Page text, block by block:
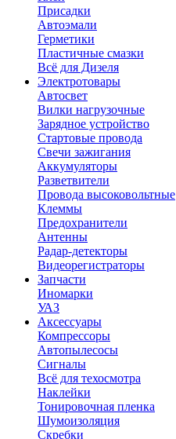
Присадки
Автоэмали
Герметики
Пластичные смазки
Всё для Дизеля
Электротовары
Автосвет
Вилки нагрузочные
Зарядное устройство
Стартовые провода
Свечи зажигания
Аккумуляторы
Разветвители
Провода высоковольтные
Клеммы
Предохранители
Антенны
Радар-детекторы
Видеорегистраторы
Запчасти
Иномарки
УАЗ
Аксесcуары
Компрессоры
Автопылесосы
Сигналы
Всё для техосмотра
Наклейки
Тонировочная пленка
Шумоизоляция
Скребки